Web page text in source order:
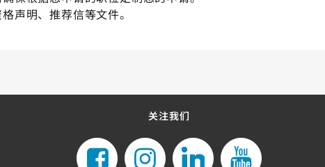
声明、推荐信等文件。
关注我们